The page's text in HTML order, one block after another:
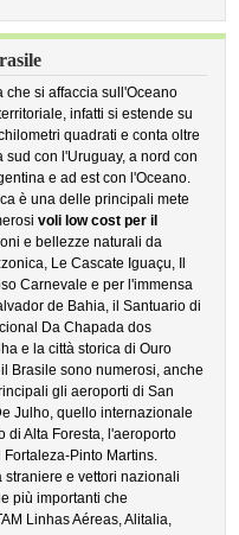
che si affaccia sull'Oceano
infatti si estende su
quadrati e conta oltre
con l'Uruguay, a nord con
e ad est con l'Oceano.
è una delle principali mete
voli low cost per il
e bellezze naturali da
Le Cascate Iguaçu, Il
Carnevale e per l'immensa
de Bahia, il Santuario di
Da Chapada dos
e la città storica di Ouro
Brasile sono numerosi, anche
gli aeroporti di San
Julho, quello internazionale
di Alta Foresta, l'aeroporto
Pinto Martins.
e vettori nazionali
più importanti che
Linhas Aéreas, Alitalia,